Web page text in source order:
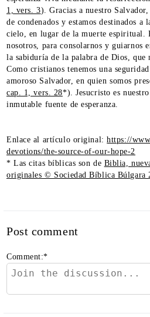
1, vers. 3). Gracias a nuestro
de condenados y estamos destinados a
cielo, en lugar de la muerte espiritual.
nosotros, para consolarnos y guiarnos
la sabiduría de la palabra de Dios, que
Como cristianos tenemos una
amoroso Salvador, en quien somos
cap. 1, vers. 28*). Jesucristo es
inmutable fuente de esperanza.
Enlace al artículo original:https://
devotions/the-source-of-our-hope-2
* Las citas bíblicas son de Biblia,
originales © Sociedad Bíblica Búlgara
Post comment
Comment:*